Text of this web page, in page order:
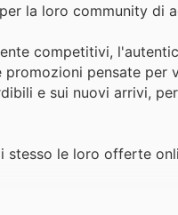
la loro community di
competitivi,
pensate per
e sui nuovi arrivi,
stesso le loro offerte